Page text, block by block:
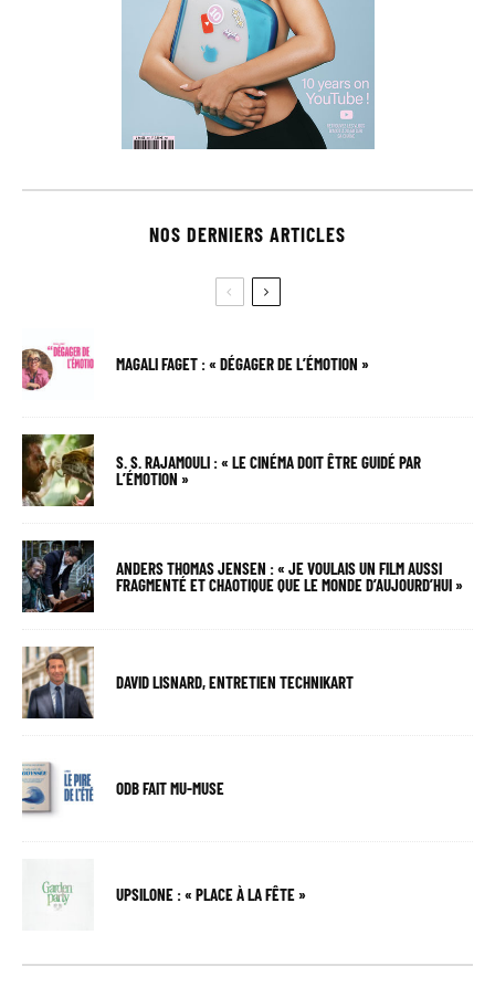
NOS DERNIERS ARTICLES
MAGALI FAGET : « DÉGAGER DE L’ÉMOTION »
S. S. RAJAMOULI : « LE CINÉMA DOIT ÊTRE GUIDÉ PAR
L’ÉMOTION »
ANDERS THOMAS JENSEN : « JE VOULAIS UN FILM AUSSI
FRAGMENTÉ ET CHAOTIQUE QUE LE MONDE D’AUJOURD’HUI »
DAVID LISNARD, ENTRETIEN TECHNIKART
ODB FAIT MU-MUSE
UPSILONE : « PLACE À LA FÊTE »